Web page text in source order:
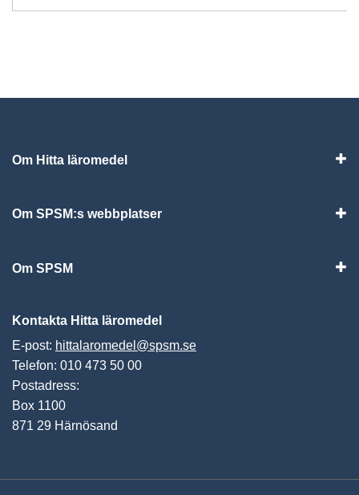
Om Hitta läromedel
Om SPSM:s webbplatser
Om SPSM
Kontakta Hitta läromedel
E-post: hittalaromedel@spsm.se
Telefon: 010 473 50 00
Postadress:
Box 1100
871 29 Härnösand